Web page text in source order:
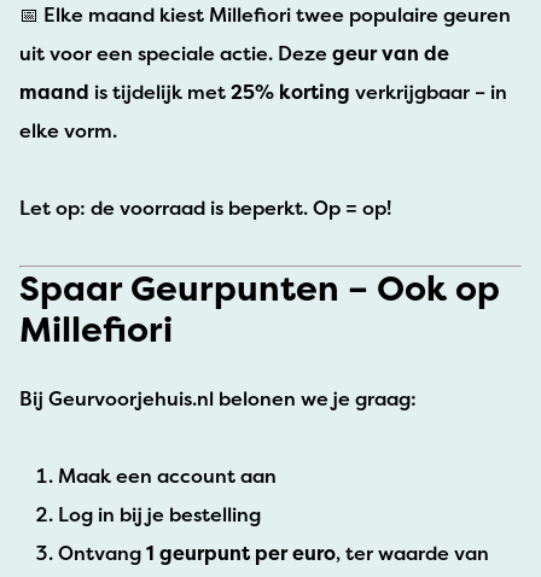
📅 Elke maand kiest Millefiori twee populaire geuren
uit voor een speciale actie. Deze geur van de
maand is tijdelijk met25% korting verkrijgbaar – in
elke vorm.
Let op: de voorraad is beperkt. Op = op!
Spaar Geurpunten – Ook op
Millefiori
Bij Geurvoorjehuis.nl belonen we je graag:
Maak een account aan
Log in bij je bestelling
Ontvang1 geurpunt per euro, ter waarde van